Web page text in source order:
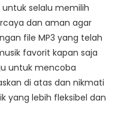
selalu memilih
dan aman agar
file MP3 yang telah
favorit kapan saja
untuk mencoba
di atas dan nikmati
yang lebih fleksibel dan